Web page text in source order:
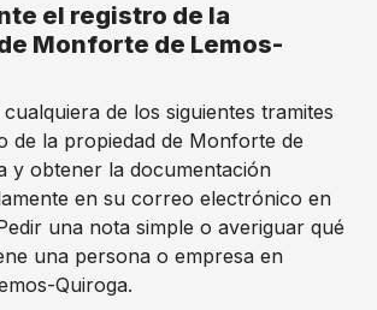
el registro de la
Monforte de Lemos-
de los siguientes tramites
de la propiedad de Monforte de
y obtener la documentación
en su correo electrónico en
una nota simple o averiguar qué
una persona o empresa en
Quiroga.